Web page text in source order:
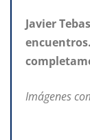
Javier
Imágenes